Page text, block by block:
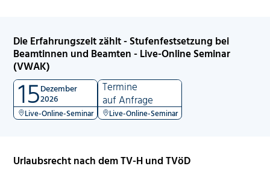
Die Erfahrungszeit zählt - Stufenfestsetzung bei
Beamtinnen und Beamten - Live-Online Seminar
(VWAK)
15Dezember
2026
Live-Online-Seminar
Termine
auf Anfrage
Live-Online-Seminar
Urlaubsrecht nach dem TV-H und TVöD